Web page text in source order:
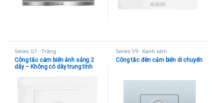
Series G1 - Trắng
Công tắc cảm biến ánh sáng 2
dây – Không có dây trung tính
Series V9 - Xanh xám
Công tắc đèn cảm biến di chuyển